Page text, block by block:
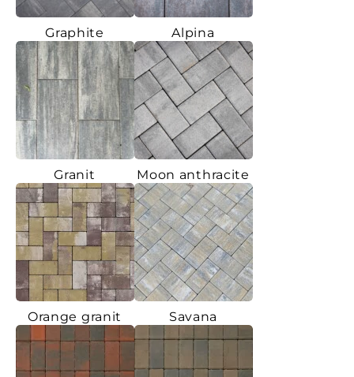
Graphite Alpina
Granit Moon anthracite
Orange granit Savana